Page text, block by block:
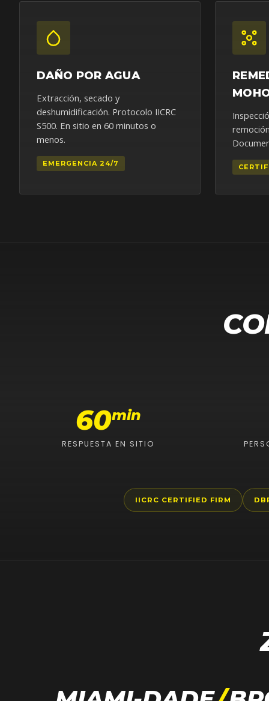
DAÑO POR AGUA
Extracción, secado y
deshumidificación. Protocolo IICRC
S500. En sitio en 60 minutos o
menos.
EMERGENCIA 24/7
60min
RESPUESTA EN SITIO
IICRC CERTIFIED FIRM